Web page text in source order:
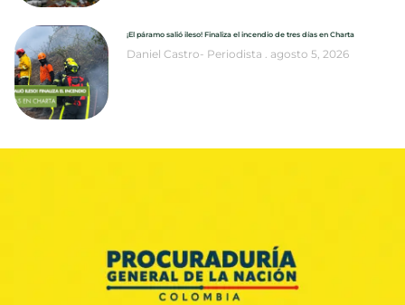
¡El páramo salió ileso! Finaliza el incendio de tres días en Charta
Daniel Castro- Periodista agosto 5, 2026